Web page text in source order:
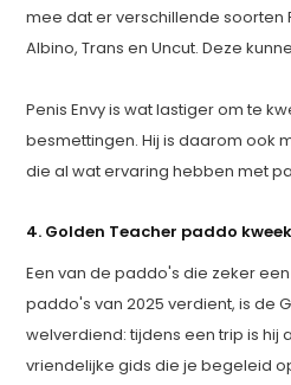
mee dat er verschillende soorten
Albino, Trans en Uncut. Deze
Penis Envy is wat lastiger om te
besmettingen. Hij is daarom ook
die al wat ervaring hebben met
4. Golden Teacher paddo
Een van de paddo's die zeker
paddo's van 2025 verdient, is de
welverdiend: tijdens een trip is hij
vriendelijke gids die je begeleid